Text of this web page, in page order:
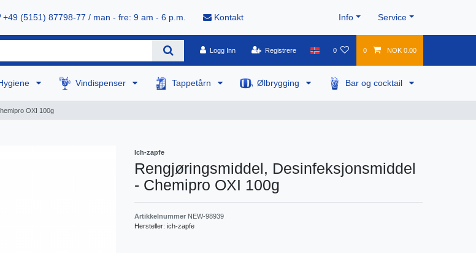
+49 (5151) 87798-77 / man - fre: 9 am - 6 p.m. Kontakt Info Service
Logg Inn Registrere 0 0 NOK 0.00
Vindispenser Tappetårn Ølbrygging Bar og cocktail
OXI 100g
Ich-zapfe
Rengjøringsmiddel, Desinfeksjonsmiddel
- Chemipro OXI 100g
Artikkelnummer NEW-98939
Hersteller: ich-zapfe